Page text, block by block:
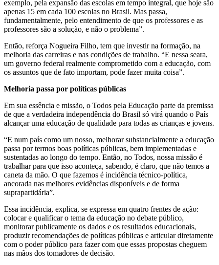
exemplo, pela expansão das escolas em tempo integral, que hoje são
apenas 15 em cada 100 escolas no Brasil. Mas passa,
fundamentalmente, pelo entendimento de que os professores e as
professores são a solução, e não o problema”.
Então, reforça Nogueira Filho, tem que investir na formação, na
melhoria das carreiras e nas condições de trabalho. “E nessa seara,
um governo federal realmente comprometido com a educação, com
os assuntos que de fato importam, pode fazer muita coisa”.
Melhoria passa por políticas públicas
Em sua essência e missão, o Todos pela Educação parte da premissa
de que a verdadeira independência do Brasil só virá quando o País
alcançar uma educação de qualidade para todas as crianças e jovens.
“E num país como um nosso, melhorar substancialmente a educação
passa por termos boas políticas públicas, bem implementadas e
sustentadas ao longo do tempo. Então, no Todos, nossa missão é
trabalhar para que isso aconteça, sabendo, é claro, que não temos a
caneta da mão. O que fazemos é incidência técnico-política,
ancorada nas melhores evidências disponíveis e de forma
suprapartidária”.
Essa incidência, explica, se expressa em quatro frentes de ação:
colocar e qualificar o tema da educação no debate público,
monitorar publicamente os dados e os resultados educacionais,
produzir recomendações de políticas públicas e articular diretamente
com o poder público para fazer com que essas propostas cheguem
nas mãos dos tomadores de decisão.